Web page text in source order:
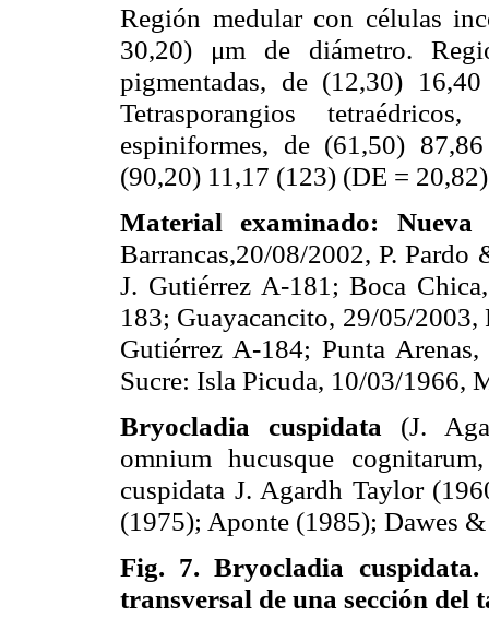
Región medular con células
30,20) μm de diámetro.
pigmentadas, de (12,30)
Tetrasporangios
espiniformes, de (61,50)
(90,20) 11,17 (123) (DE =
Material examinado:
Barrancas,20/08/2002, P.
J. Gutiérrez A-181; Boca
183; Guayacancito, 29/05/2003,
Gutiérrez A-184; Punta
Sucre: Isla Picuda, 10/03/1966,
Bryocladia cuspidata (J.
omnium hucusque
cuspidata J. Agardh Taylor
(1975); Aponte (1985); Dawes
Fig. 7. Bryocladia
transversal de una sección del